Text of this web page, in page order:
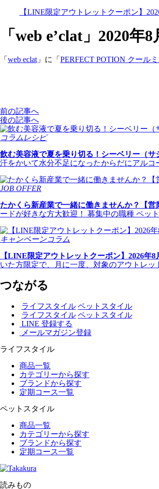
【LINE限定アウトレットクーポン】
「web e’clat」2020年
「 web eclat 」に「 PERFECT POTION クール
前の記事へ
後の記事へ
コラムレシピ
飲む美容液で夏を乗り切る！シーベリー（
汗をかいて水分不足になったからだにアル
JOB OFFER
たかくら新産業で一緒に働きませんか？【営
ードが好きな方大歓迎！ 募集中の職種 ペッ
キャンペーンコラム
【LINE限定アウトレットクーポン】2026年
いた方限定で、月に一度、対象のアウトレ
つながる
ライフスタイル ペットスタイル
ライフスタイル ペットスタイル
LINE 登録する
メールマガジン登録
ライフスタイル
商品一覧
カテゴリーから探す
ブランドから探す
定期コース一覧
ペットスタイル
商品一覧
カテゴリーから探す
ブランドから探す
定期コース一覧
読みもの